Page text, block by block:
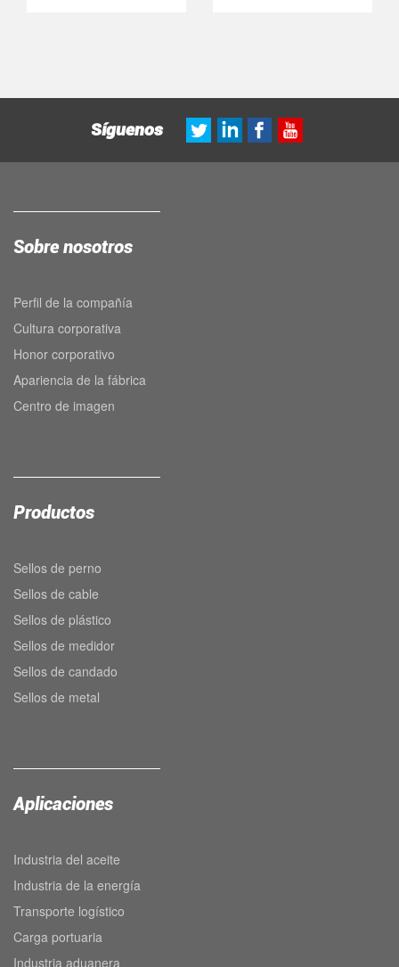
Síguenos
Sobre nosotros
Perfil de la compañía
Cultura corporativa
Honor corporativo
Apariencia de la fábrica
Centro de imagen
Productos
Sellos de perno
Sellos de cable
Sellos de plástico
Sellos de medidor
Sellos de candado
Sellos de metal
Aplicaciones
Industria del aceite
Industria de la energía
Transporte logístico
Carga portuaria
Industria aduanera